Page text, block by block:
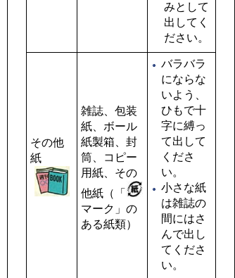
みとして
出してく
ださい。
その他
紙
雑誌、包装
紙、ボール
紙製箱、封
筒、コピー
用紙、その
他紙（「
マーク」の
ある紙類）
バラバラ
にならな
いよう、
ひもで十
字に縛っ
て出して
くださ
い。
小さな紙
は雑誌の
間にはさ
んで出し
てくださ
い。